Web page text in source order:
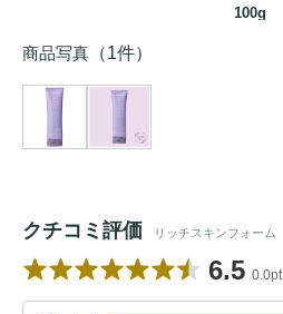
100g
商品写真 （1件）
クチコミ評価 リッチスキンフォーム
6.5 0.0pt